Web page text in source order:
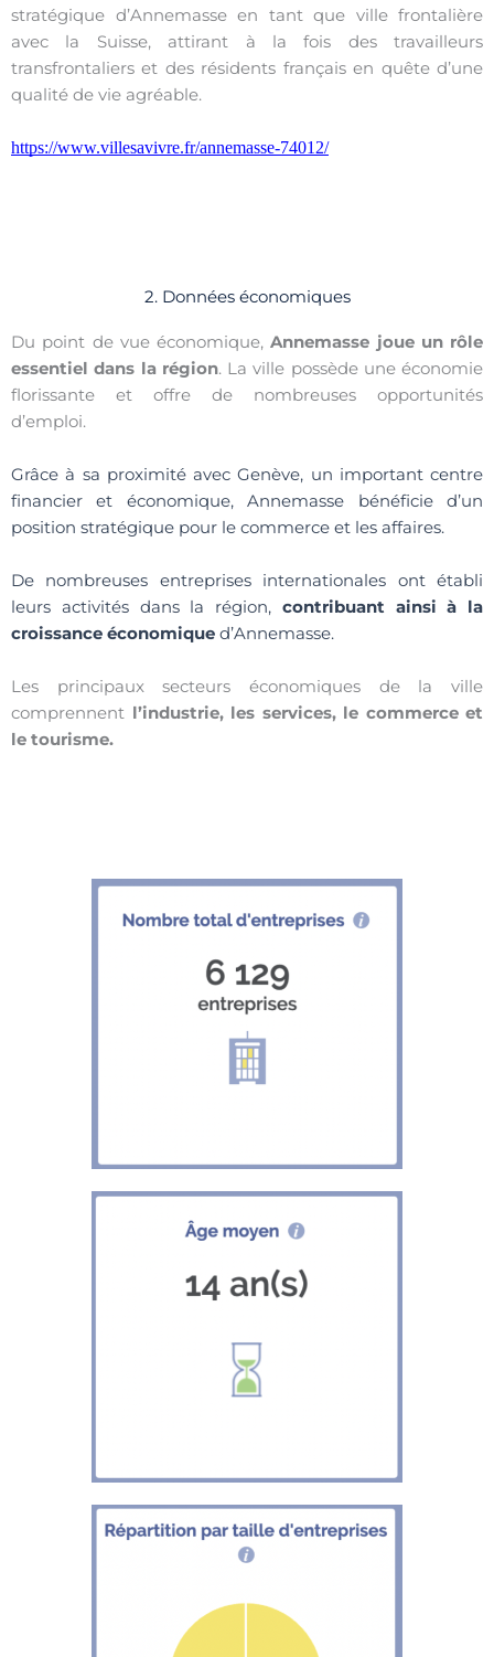
stratégique d’Annemasse en tant que ville frontalière
avec la Suisse, attirant à la fois des travailleurs
transfrontaliers et des résidents français en quête d’une
qualité de vie agréable.
https://www.villesavivre.fr/annemasse-74012/
2. Données économiques
Du point de vue économique,Annemasse joue un rôle
essentiel dans la région. La ville possède une économie
florissante et offre de nombreuses opportunités
d’emploi.
Grâce à sa proximité avec Genève, un important centre
financier et économique, Annemasse bénéficie d’un
position stratégique pour le commerce et les affaires.
De nombreuses entreprises internationales ont établi
leurs activités dans la région, contribuant ainsi à la
croissance économique d’Annemasse.
Les principaux secteurs économiques de la ville
comprennent l’industrie, les services, le commerce et
le tourisme.